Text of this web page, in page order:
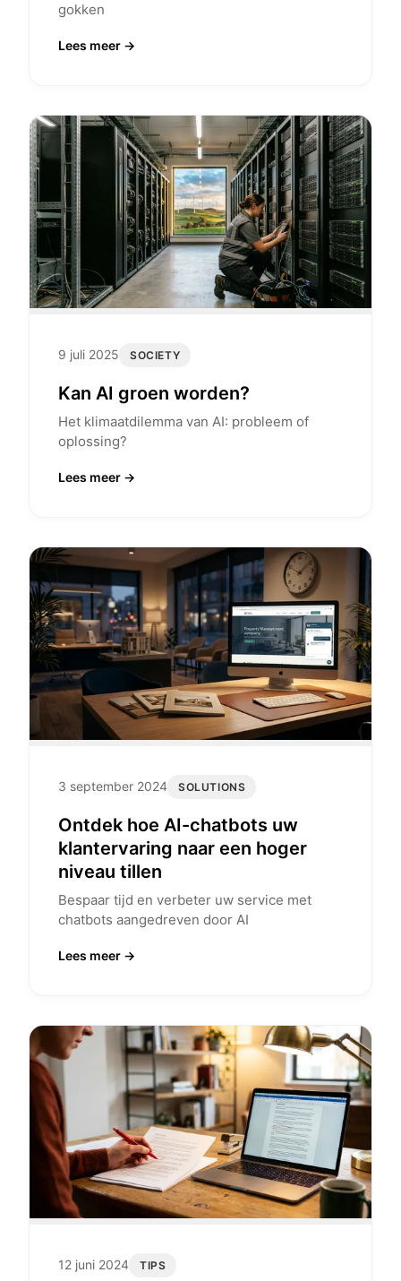
gokken
Lees meer →
9 juli 2025 SOCIETY
Kan AI groen worden?
Het klimaatdilemma van AI: probleem of
oplossing?
Lees meer →
3 september 2024 SOLUTIONS
Ontdek hoe AI-chatbots uw
klantervaring naar een hoger
niveau tillen
Bespaar tijd en verbeter uw service met
chatbots aangedreven door AI
Lees meer →
12 juni 2024 TIPS